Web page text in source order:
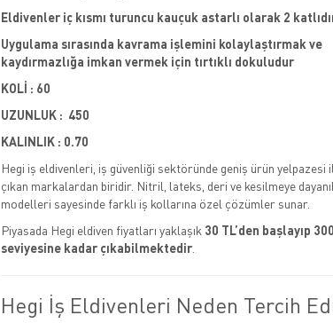
Eldivenler iç kısmı turuncu kauçuk astarlı olarak 2
Uygulama sırasında kavrama işlemini kolaylaştırmak ve
kaydırmazlığa imkan vermek için tırtıklı dokuludur
KOLİ : 60
UZUNLUK : 450
KALINLIK : 0.70
Hegi iş eldivenleri, iş güvenliği sektöründe geniş ürün yelpazesi
çıkan markalardan biridir. Nitril, lateks, deri ve kesilmeye
modelleri sayesinde farklı iş kollarına özel çözümler sunar.
Piyasada Hegi eldiven fiyatları yaklaşık 30 TL’den başlayıp
seviyesine kadar çıkabilmektedir.
Hegi İş Eldivenleri Neden Tercih